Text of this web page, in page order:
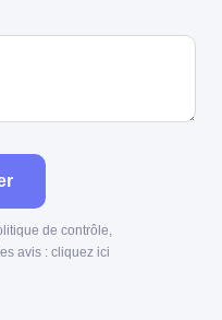
de contrôle,
avis : cliquez ici